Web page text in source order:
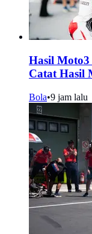
Hasil Moto3
Catat Hasil
Bola•9 jam lalu